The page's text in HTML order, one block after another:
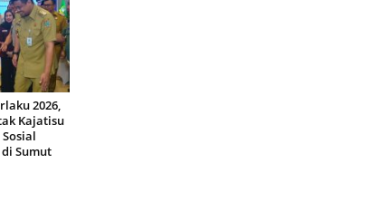
2026,
Kajatisu
Sumut